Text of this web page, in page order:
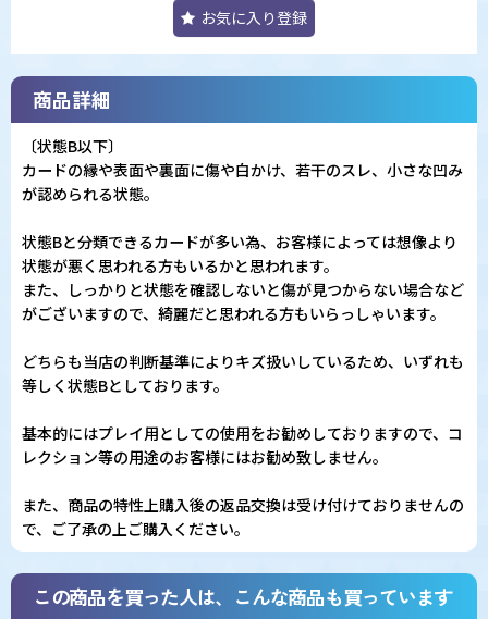
お気に入り登録
商品詳細
〔状態B以下〕
カードの縁や表面や裏面に傷や白かけ、若干のスレ、小さな凹み
が認められる状態。
状態Bと分類できるカードが多い為、お客様によっては想像より
状態が悪く思われる方もいるかと思われます。
また、しっかりと状態を確認しないと傷が見つからない場合など
がございますので、綺麗だと思われる方もいらっしゃいます。
どちらも当店の判断基準によりキズ扱いしているため、いずれも
等しく状態Bとしております。
基本的にはプレイ用としての使用をお勧めしておりますので、コ
レクション等の用途のお客様にはお勧め致しません。
また、商品の特性上購入後の返品交換は受け付けておりませんの
で、ご了承の上ご購入ください。
この商品を買った人は、こんな商品も買っています